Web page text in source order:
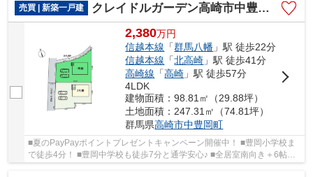
売買 | 新築一戸建 クレイドルガーデン高崎市中豊岡町第3ー①
2,380万円
信越本線 「群馬八幡 」駅 徒歩22分
信越本線 「北高崎 」駅 徒歩41分
高崎線 「高崎 」駅 徒歩57分
4LDK
建物面積：98.81㎡（29.88坪）
土地面積：247.31㎡（74.81坪）
群馬県高崎市中豊岡町
■夏のPayPayポイントプレゼントキャンペーン開催中！ ■豊岡小学校ま
で徒歩4分！ ■豊岡中学校も徒歩7分と通学安心♪ ■全居室南向き＋6帖以